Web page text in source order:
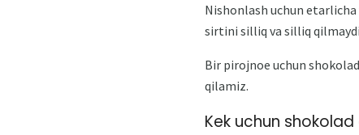
Nishonlash uchun
sirtini silliq va silliq
Bir pirojnoe uchun
qilamiz.
Kek uchun